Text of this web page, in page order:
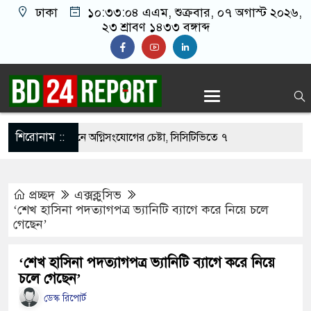
ঢাকা ১০:৩৩:০৫ এএম, শুক্রবার, ০৭ অগাস্ট ২০২৬,
২৩ শ্রাবণ ১৪৩৩ বঙ্গাব্দ
শিরোনাম ::
বাসভবনে অগ্নিসংযোগের চেষ্টা, সিসিটিভিতে ৭
ছাড়াই মার্কিন ঘাঁটিতে নিখুঁত হামলা চালান ইরানি
১০০ পরিবারকে নতুন ঘর দেবেন প্রধানমন্ত্রী
ছবি তুলে লন্ডনে বয়ফ্রেন্ডের কাছে পাঠাতেন
প্রচ্ছদ
এক্সক্লুসিভ
‘শেখ হাসিনা পদত্যাগপত্র ভ্যানিটি ব্যাগে করে নিয়ে চলে
গেছেন’
‘শেখ হাসিনা পদত্যাগপত্র ভ্যানিটি ব্যাগে করে নিয়ে
চলে গেছেন’
ডেস্ক রিপোর্ট